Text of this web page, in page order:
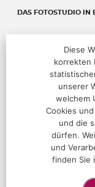
DAS FOTOSTUDIO IN
+49 (0)30 283 05 68
ÖFFNUNGSZEITEN
Termine nur nach
Diese
korrekten
unserer
welchem
Cookies
und die
dürfen.
und
finden Sie